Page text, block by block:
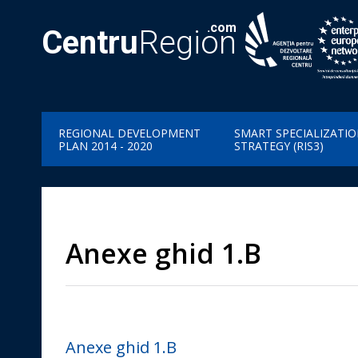
CentruRegion
.com
REGIONAL DEVELOPMENT
PLAN 2014 - 2020
SMART
STRATEGY (RIS3)
Anexe ghid 1.B
Anexe ghid 1.B